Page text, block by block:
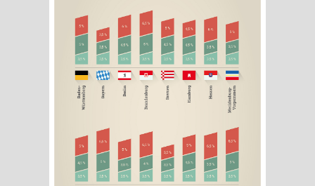
Bremen
Hamburg
Hessen
Mecklenburg-Vorpommern